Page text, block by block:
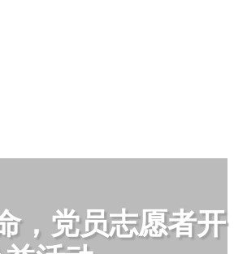
，党员志愿者开